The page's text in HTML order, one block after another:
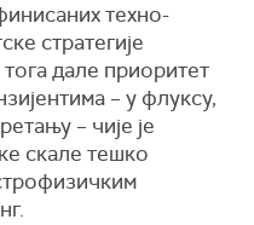
техно-
стратегије
дале приоритет
– у флуксу,
– чије је
скале тешко